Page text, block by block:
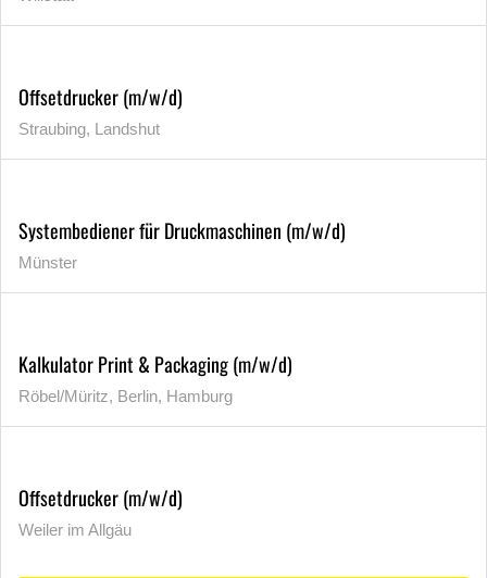
Offsetdrucker (m/w/d)
Straubing, Landshut
Systembediener für Druckmaschinen (m/w/d)
Münster
Kalkulator Print & Packaging (m/w/d)
Röbel/Müritz, Berlin, Hamburg
Offsetdrucker (m/w/d)
Weiler im Allgäu